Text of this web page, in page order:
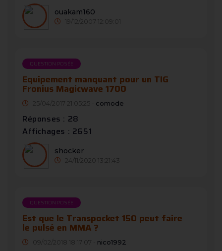
ouakam160
19/12/2007 12:09:01
QUESTION POSÉE
Equipement manquant pour un TIG
Fronius Magicwave 1700
25/04/2017 21:05:25 - comode
Réponses : 28
Affichages : 2651
shocker
24/11/2020 13:21:43
QUESTION POSÉE
Est que le Transpocket 150 peut faire
le pulsé en MMA ?
09/02/2018 18:17:07 - nico1992